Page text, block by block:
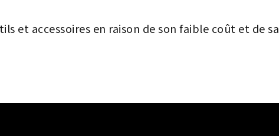
et accessoires en raison de son faible coût et de sa